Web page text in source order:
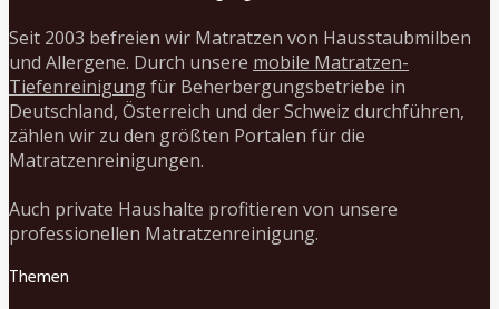
Seit 2003 befreien wir Matratzen von Hausstaubmilben
und Allergene. Durch unsere mobile Matratzen-
Tiefenreinigungfür Beherbergungsbetriebe in
Deutschland, Österreich und der Schweiz durchführen,
zählen wir zu den größten Portalen für die
Matratzenreinigungen.
Auch private Haushalte profitieren von unsere
professionellen Matratzenreinigung.
Themen